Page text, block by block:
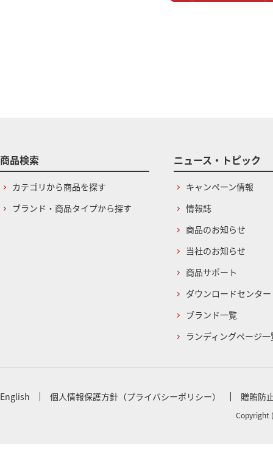
商品検索
カテゴリから商品を探す
ブランド・商品タイプから探す
ニュース・トピック
キャンペーン情報
情報誌
商品のお知らせ
当社のお知らせ
商品サポート
ダウンロードセンター
ブランド一覧
ランディングページ一
English 個人情報保護方針（プライバシーポリシー） 贈賄防
Copyright